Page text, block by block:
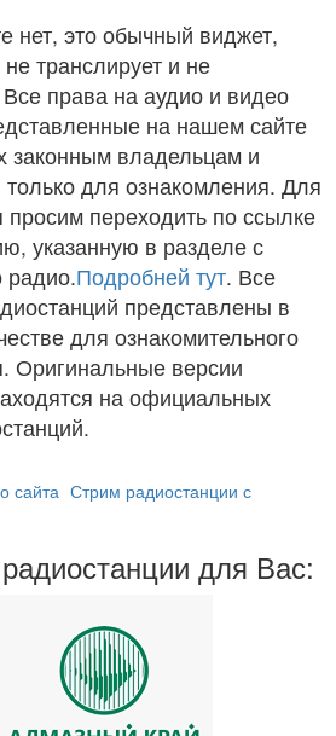
нет, это обычный виджет,
транслирует и не
Все права на аудио и видео
на нашем сайте
законным владельцам и
для ознакомления. Для
переходить по ссылке
указанную в разделе с
Подробней тут. Все
представлены в
для ознакомительного
Оригинальные версии
на официальных
сайта Стрим радиостанции с
для Вас: